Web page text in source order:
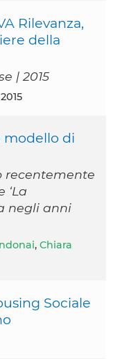
Rilevanza,
della
| 2015
modello di
recentemente
‘La
negli anni
, Chiara
Sociale